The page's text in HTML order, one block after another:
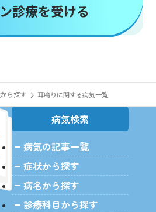
診療を受ける
ら探す 耳鳴りに関する病気一覧
病気検索
病気の記事一覧
症状から探す
病名から探す
診療科目から探す